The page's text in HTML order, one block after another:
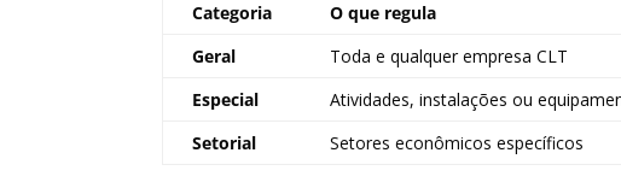
Categoria O que regula
Geral
Toda e qualquer empresa CLT
Especial
Atividades, instalações ou
Setorial
Setores econômicos específicos